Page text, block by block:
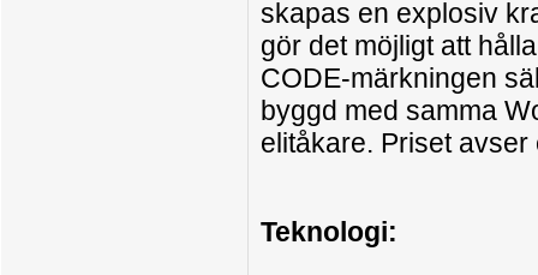
skapas en explosiv
gör det möjligt att
CODE-märkningen
byggd med samma
elitåkare. Priset
Teknologi: